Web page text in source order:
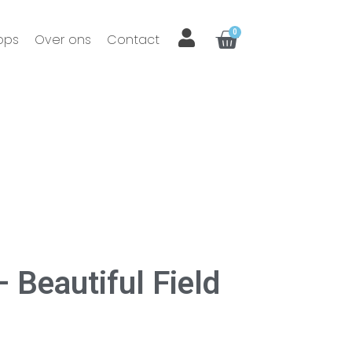
Over ons Contact 0
Beautiful Field